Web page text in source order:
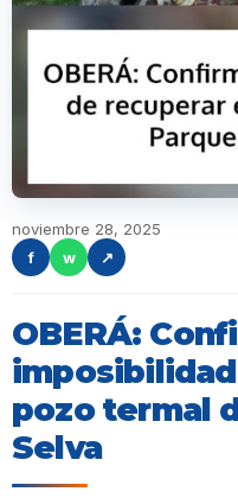
noviembre 28, 2025
f
w ↗
OBERÁ:
pozo termal
Selva